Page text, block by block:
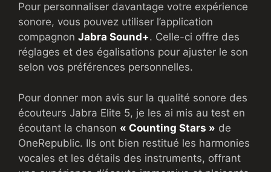
Pour personnaliser davantage votre expérience
sonore, vous pouvez utiliser l’application
compagnon Jabra Sound+. Celle-ci offre des
réglages et des égalisations pour ajuster le son
selon vos préférences personnelles.
Pour donner mon avis sur la qualité sonore des
écouteurs Jabra Elite 5, je les ai mis au test en
écoutant la chanson « Counting Stars » de
OneRepublic. Ils ont bien restitué les harmonies
vocales et les détails des instruments, offrant